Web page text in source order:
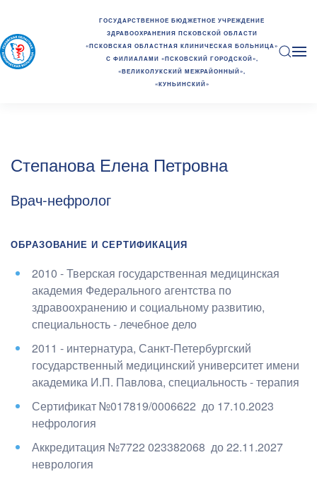
ГОСУДАРСТВЕННОЕ БЮДЖЕТНОЕ УЧРЕЖДЕНИЕ
ЗДРАВООХРАНЕНИЯ ПСКОВСКОЙ ОБЛАСТИ
«ПСКОВСКАЯ ОБЛАСТНАЯ КЛИНИЧЕСКАЯ БОЛЬНИЦА»
С ФИЛИАЛАМИ «ПСКОВСКИЙ ГОРОДСКОЙ»,
«ВЕЛИКОЛУКСКИЙ МЕЖРАЙОННЫЙ»,
«КУНЬИНСКИЙ»
Степанова Елена Петровна
Врач-нефролог
ОБРАЗОВАНИЕ И СЕРТИФИКАЦИЯ
2010 - Тверская государственная медицинская
академия Федерального агентства по
здравоохранению и социальному развитию,
специальность - лечебное дело
2011 - интернатура, Санкт-Петербургский
государственный медицинский университет имени
академика И.П. Павлова, специальность - терапия
Сертификат №017819/0006622 до 17.10.2023
нефрология
Аккредитация №7722 023382068 до 22.11.2027
неврология